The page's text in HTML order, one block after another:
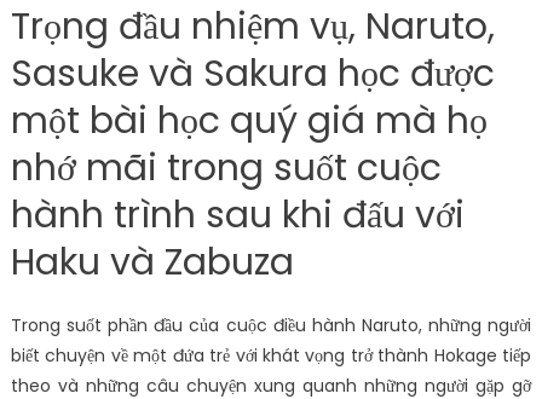
Trọng đầu nhiệm vụ, Naruto,
Sasuke và Sakura học được
một bài học quý giá mà họ
nhớ mãi trong suốt cuộc
hành trình sau khi đấu với
Haku và Zabuza
Trong suốt phần đầu của cuộc điều hành Naruto, những người
biết chuyện về một đứa trẻ với khát vọng trở thành Hokage tiếp
theo và những câu chuyện xung quanh những người gặp gỡ